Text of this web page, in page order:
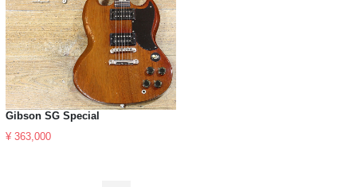
Gibson SG Special
¥ 363,000